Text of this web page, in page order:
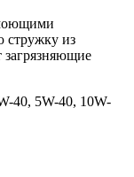
стружку из
загрязняющие
40, 5W-40, 10W-